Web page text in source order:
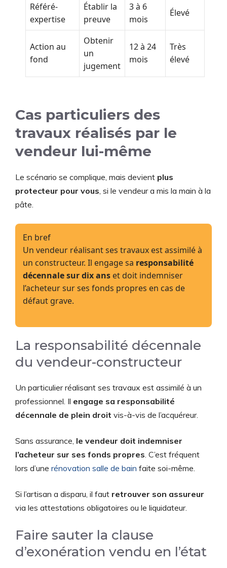
Référé-
expertise
Établir la
preuve
3 à 6
mois
Élevé
Action au
fond
Obtenir
un
jugement
12 à 24
mois
Très
élevé
Cas particuliers des
travaux réalisés par le
vendeur lui-même
Le scénario se complique, mais devient plus
protecteur pour vous , si le vendeur a mis la main à la
pâte.
En bref
Un vendeur réalisant ses travaux est assimilé à
un constructeur. Il engage sa responsabilité
décennale sur dix ans et doit indemniser
l’acheteur sur ses fonds propres en cas de
défaut grave.
La responsabilité décennale
du vendeur-constructeur
Un particulier réalisant ses travaux est assimilé à un
professionnel. Il engage sa responsabilité
décennale de plein droit vis-à-vis de l’acquéreur.
Sans assurance, le vendeur doit indemniser
l’acheteur sur ses fonds propres . C’est fréquent
lors d’une rénovation salle de bain faite soi-même.
Si l’artisan a disparu, il faut retrouver son assureur
via les attestations obligatoires ou le liquidateur.
Faire sauter la clause
d’exonération vendu en l’état